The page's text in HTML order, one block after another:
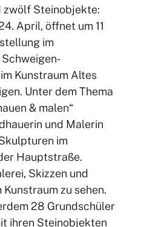
zwölf Steinobjekte:
April, öffnet um 11
im
Kunstraum Altes
Unter dem Thema
& malen“
und Malerin
im
Hauptstraße.
Skizzen und
zu sehen.
28 Grundschüler
ihren Steinobjekten